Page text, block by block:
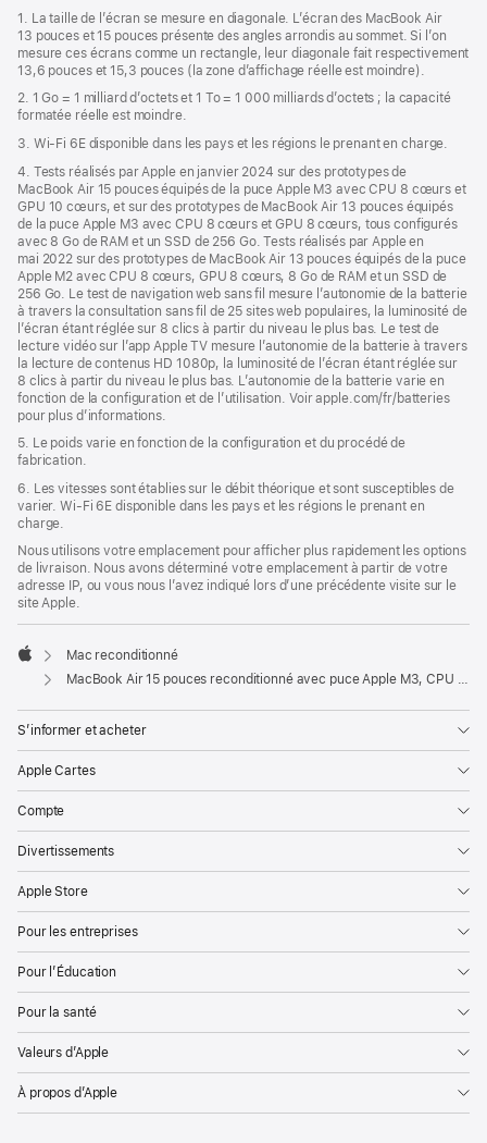
une
nouvelle
fenêtre)
1. La taille de l’écran se mesure en diagonale. L’écran des MacBook Air
13 pouces et 15 pouces présente des angles arrondis au sommet. Si l’on
mesure ces écrans comme un rectangle, leur diagonale fait respectivement
13,6 pouces et 15,3 pouces (la zone d’affichage réelle est moindre).
2. 1 Go = 1 milliard d’octets et 1 To = 1 000 milliards d’octets ; la capacité
formatée réelle est moindre.
3. Wi-Fi 6E disponible dans les pays et les régions le prenant en charge.
4. Tests réalisés par Apple en janvier 2024 sur des prototypes de
MacBook Air 15 pouces équipés de la puce Apple M3 avec CPU 8 cœurs et
GPU 10 cœurs, et sur des prototypes de MacBook Air 13 pouces équipés
de la puce Apple M3 avec CPU 8 cœurs et GPU 8 cœurs, tous configurés
avec 8 Go de RAM et un SSD de 256 Go. Tests réalisés par Apple en
mai 2022 sur des prototypes de MacBook Air 13 pouces équipés de la puce
Apple M2 avec CPU 8 cœurs, GPU 8 cœurs, 8 Go de RAM et un SSD de
256 Go. Le test de navigation web sans fil mesure l’autonomie de la batterie
à travers la consultation sans fil de 25 sites web populaires, la luminosité de
l’écran étant réglée sur 8 clics à partir du niveau le plus bas. Le test de
lecture vidéo sur l’app Apple TV mesure l’autonomie de la batterie à travers
la lecture de contenus HD 1080p, la luminosité de l’écran étant réglée sur
8 clics à partir du niveau le plus bas. L’autonomie de la batterie varie en
fonction de la configuration et de l’utilisation. Voir apple.com/fr/batteries
pour plus d’informations.
5. Le poids varie en fonction de la configuration et du procédé de
fabrication.
6. Les vitesses sont établies sur le débit théorique et sont susceptibles de
varier. Wi-Fi 6E disponible dans les pays et les régions le prenant en
charge.
Nous utilisons votre emplacement pour afficher plus rapidement les options
de livraison. Nous avons déterminé votre emplacement à partir de votre
adresse IP, ou vous nous l’avez indiqué lors d’une précédente visite sur le
site Apple.
Apple
Mac reconditionné
MacBook Air 15 pouces reconditionné avec puce Apple M3, CPU 8 cœurs et GPU 10 cœurs – Lumière stellaire
S’informer et acheter
Apple Cartes
Compte
Divertissements
Apple Store
Pour les entreprises
Pour l’Éducation
Pour la santé
Valeurs d’Apple
À propos d’Apple